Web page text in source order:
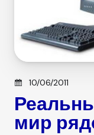
Posted on
10/06/2011
мир